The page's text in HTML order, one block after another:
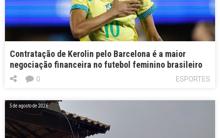
Contratação de Kerolin pelo Barcelona é a maior
negociação financeira no futebol feminino brasileiro
ESPORTES
0
5 de agosto de 2026